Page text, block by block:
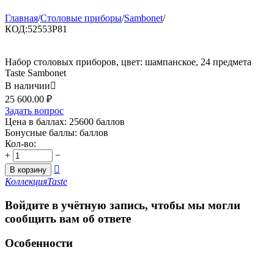
Главная/Столовые приборы/Sambonet/
КОД:52553P81
Набор столовых приборов, цвет: шампанское, 24 предмета
Taste Sambonet
В наличии
25 600.00 ₽
Задать вопрос
Цена в баллах: 25600 баллов
Бонусные баллы: баллов
Кол-во:
+
−
В корзину

КоллекцияTaste
Войдите в учётную запись, чтобы мы могли
сообщить вам об ответе
Особенности